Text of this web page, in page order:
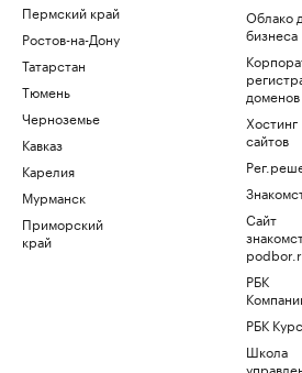
Пермский край
Ростов-на-Дону
Татарстан
Тюмень
Черноземье
Кавказ
Карелия
Мурманск
Приморский
край
Облако
бизнеса
доменов
Хостинг
сайтов
Сайт
РБК
РБК
Школа